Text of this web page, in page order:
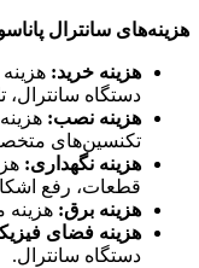
هزینه‌های سانترال
هزینه خرید:
دستگاه
هزینه نصب:
تکنسین‌های
هزینه نگهداری:
قطعات، رفع
هزینه برق:
هزینه فضای
دستگاه سانترال.